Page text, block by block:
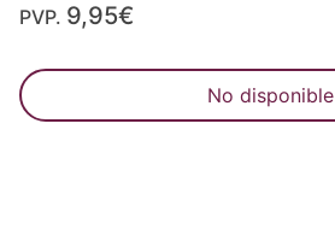
PVP. 9,95€
No disponible